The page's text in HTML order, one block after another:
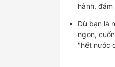
hành,
Dù bạn là
ngon,
"hết nước